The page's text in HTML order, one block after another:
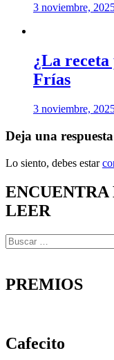
3 noviembre,
¿La
Frías
3 noviembre,
Deja una respuesta
Lo siento, debes estar
LEER
Buscar:
PREMIOS
Cafecito